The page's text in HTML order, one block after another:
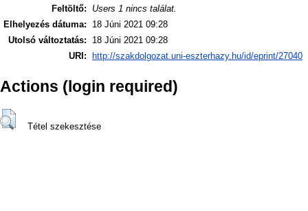
Feltöltő:
Users 1 nincs találat.
Elhelyezés dátuma:
18 Júni 2021 09:28
Utolsó változtatás:
18 Júni 2021 09:28
URI:
http://szakdolgozat.uni-eszterhazy.hu/id/eprint/27040
Actions (login required)
Tétel szekesztése